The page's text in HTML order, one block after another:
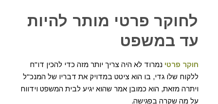
לחוקר פרטי מותר להיות
עד במשפט
חוקר פרטי נמרוד לא היה צריך יותר מזה כדי להכין דו"ח
ללקוח שלו גדי, בו הוא ציטט במדויק את דבריו של המנכ"ל
ויתרה מזאת, הוא כמובן אמר שהוא יגיע לבית המשפט וידווח
על מה שקרה בפגישה.